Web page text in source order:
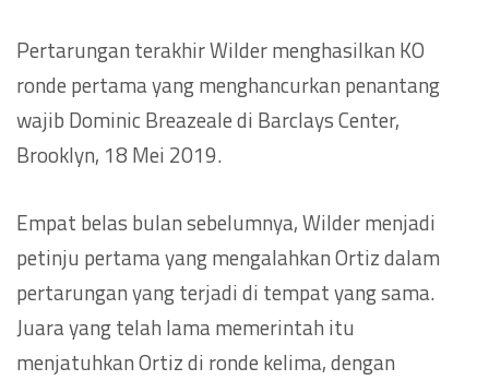
Pertarungan terakhir Wilder menghasilkan KO
ronde pertama yang menghancurkan penantang
wajib Dominic Breazeale di Barclays Center,
Brooklyn, 18 Mei 2019.
Empat belas bulan sebelumnya, Wilder menjadi
petinju pertama yang mengalahkan Ortiz dalam
pertarungan yang terjadi di tempat yang sama.
Juara yang telah lama memerintah itu
menjatuhkan Ortiz di ronde kelima, dengan